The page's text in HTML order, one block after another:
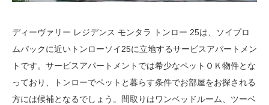
ディーヴァリー レジデンス モンタラ トンロー 25は、ソイプロ
ムパックに近いトンローソイ25に立地するサービスアパートメン
トです。サービスアパートメントでは希少なペットＯＫ物件とな
っており、トンローでペットと暮らす条件でお部屋をお探される
方には候補となるでしょう。間取りはワンベッドルーム、ツーベ